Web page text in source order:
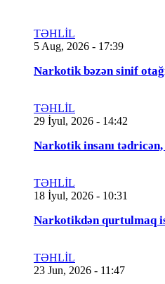
TƏHLİL
5 Aug, 2026 - 17:39
Narkotik bəzən sinif
TƏHLİL
29 İyul, 2026 - 14:42
Narkotik insanı
TƏHLİL
18 İyul, 2026 - 10:31
Narkotikdən qurtulmaq
TƏHLİL
23 Jun, 2026 - 11:47